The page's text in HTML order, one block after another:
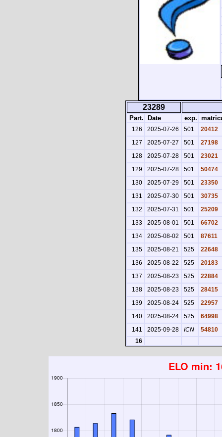
23289
Part. Date exp.
126 2025-07-26 501
20412
127
2025-07-27 501
27198
128
2025-07-28 501
23021
129
2025-07-28 501
50474
130
2025-07-29 501
23350
131
2025-07-30 501
30735
132
2025-07-31 501
25209
133
2025-08-01 501
66702
134
2025-08-02 501
87611
135
2025-08-21 525
22648
136
2025-08-22 525
20183
137
2025-08-23 525
22884
138
2025-08-23 525
28415
139
2025-08-24 525
22957
140
2025-08-24 525
64998
141
2025-09-28 ICN
54810
16